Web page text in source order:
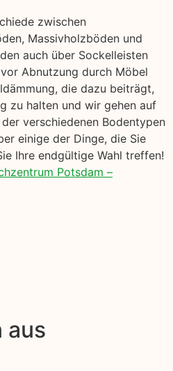
zwischen
Massivholzböden und
auch über Sockelleisten
Abnutzung durch Möbel
die dazu beiträgt,
zu halten und wir gehen auf
verschiedenen Bodentypen
einige der Dinge, die Sie
Ihre endgültige Wahl treffen!
Potsdam –
aus